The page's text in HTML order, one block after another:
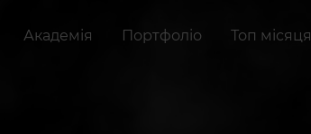
Академія Портфоліо Топ місяця